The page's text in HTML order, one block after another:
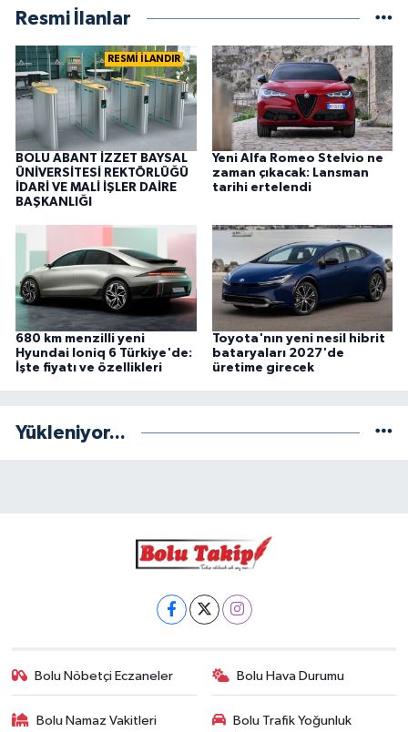
Resmi İlanlar
RESMİ İLANDIR
BOLU ABANT İZZET BAYSAL
ÜNİVERSİTESİ REKTÖRLÜĞÜ
İDARİ VE MALİ İŞLER DAİRE
BAŞKANLIĞI
Yeni Alfa Romeo Stelvio ne
zaman çıkacak: Lansman
tarihi ertelendi
680 km menzilli yeni
Hyundai Ioniq 6 Türkiye'de:
İşte fiyatı ve özellikleri
Toyota'nın yeni nesil hibrit
bataryaları 2027'de
üretime girecek
Yükleniyor...
Bolu Nöbetçi Eczaneler Bolu Hava Durumu
Bolu Namaz Vakitleri
Bolu Trafik Yoğunluk